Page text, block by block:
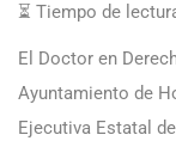
⏳ Tiempo de
El Doctor en
Ayuntamiento de
Ejecutiva Estatal